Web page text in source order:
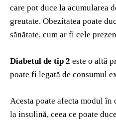
care pot duce la acumularea
greutate. Obezitatea poate
sănătate, cum ar fi cele
Diabetul de tip 2 este o altă
poate fi legată de consumul
Acesta poate afecta modul în
la insulină, ceea ce poate